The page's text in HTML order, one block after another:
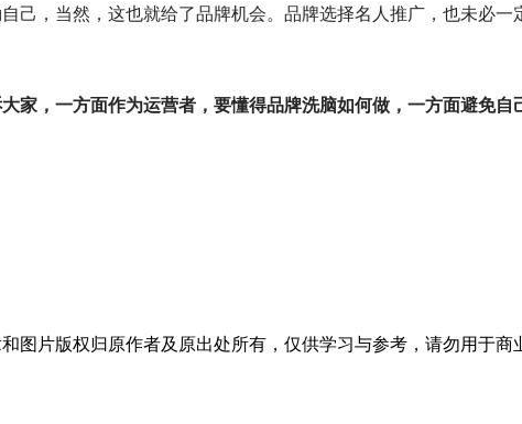
己，当然，这也就给了品牌机会。品牌选择名人推广，也未必
家，一方面作为运营者，要懂得品牌洗脑如何做，一方面避免
图片版权归原作者及原出处所有，仅供学习与参考，请勿用于商